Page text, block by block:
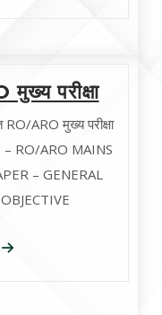
परीक्षा
RO/ARO मुख्य परीक्षा
– RO/ARO MAINS
– GENERAL